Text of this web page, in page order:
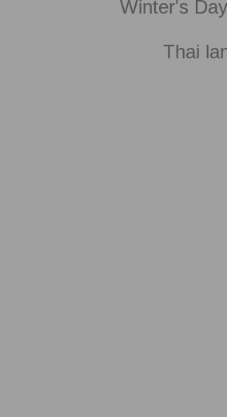
Winter's
Thai